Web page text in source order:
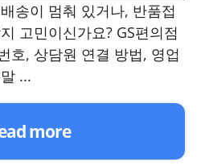
송이 멈춰 있거나, 반품접
고민이신가요? GS편의점
호, 상담원 연결 방법, 영업
...
more